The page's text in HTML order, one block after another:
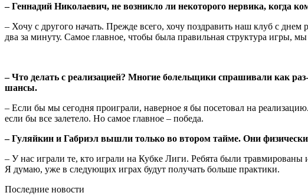
– Геннадий Николаевич, не возникло ли некоторого нервика, когда
– Хочу с другого начать. Прежде всего, хочу поздравить наш клуб с
два за минуту. Самое главное, чтобы была правильная структура игры,
– Что делать с реализацией? Многие болельщики спрашивали как
шансы.
– Если бы мы сегодня проиграли, наверное я бы посетовал на
если бы все залетело. Но самое главное – победа.
– Гуляйкин и Габриэл вышли только во втором тайме. Они физически
– У нас играли те, кто играли на Кубке Лиги. Ребята были
Я думаю, уже в следующих играх будут получать больше практики.
Последние новости